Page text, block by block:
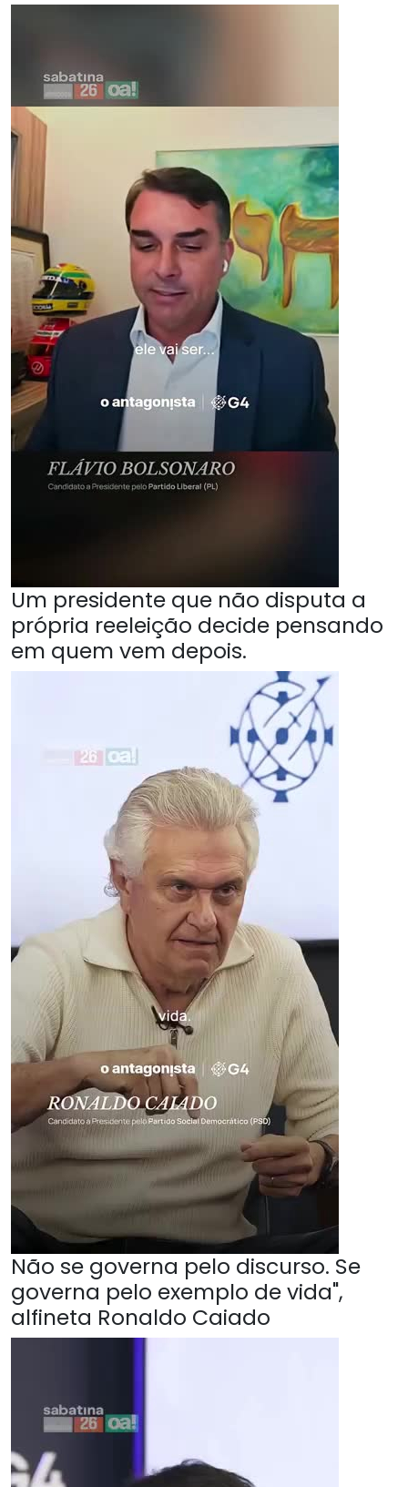
Um presidente que não disputa a
própria reeleição decide pensando
em quem vem depois.
Não se governa pelo discurso. Se
governa pelo exemplo de vida",
alfineta Ronaldo Caiado